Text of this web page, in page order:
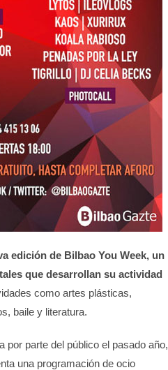
edición de Bilbao You Week, un
que desarrollan su actividad
como artes plásticas,
baile y literatura.
por parte del público el pasado año,
una programación de ocio